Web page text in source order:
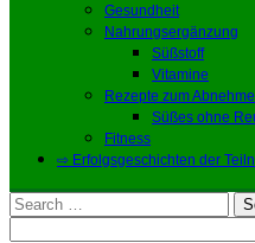
Gesundheit
Nahrungsergänzung
Süßstoff
Vitamine
Rezepte zum
Süßes ohne
Fitness
⇨ Erfolgsgeschichten der
Search
for: